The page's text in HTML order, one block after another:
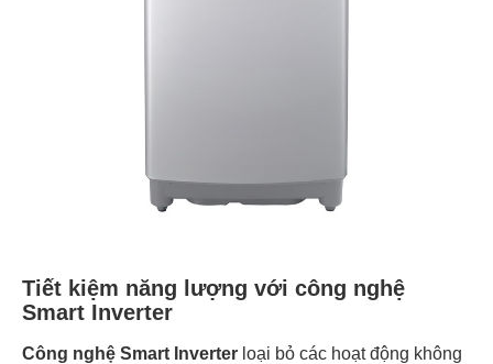
Tiết kiệm năng lượng với công nghệ
Smart Inverter
Công nghệ Smart Inverter loại bỏ các hoạt động không